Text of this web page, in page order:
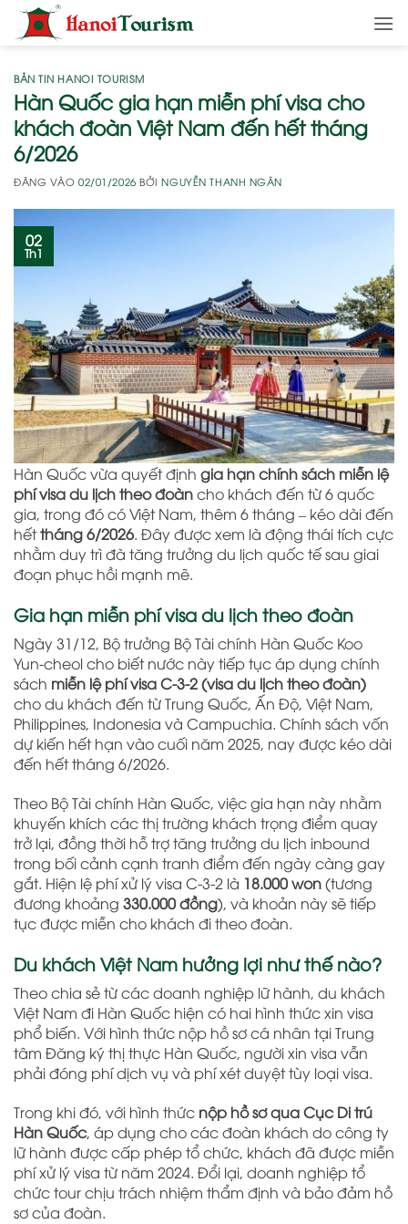
qua
dungBẢN TIN HANOI TOURISM
Hàn Quốc gia hạn miễn phí visa cho
khách đoàn Việt Nam đến hết tháng
6/2026
ĐĂNG VÀO02/01/2026 BỞINGUYỄN THANH NGÂN
02
Th1
Hàn Quốc vừa quyết định gia hạn chính sách miễn lệ
phí visa du lịch theo đoàncho khách đến từ 6 quốc
gia, trong đó có Việt Nam, thêm 6 tháng – kéo dài đến
hếttháng 6/2026. Đây được xem là động thái tích cực
nhằm duy trì đà tăng trưởng du lịch quốc tế sau giai
đoạn phục hồi mạnh mẽ.
Gia hạn miễn phí visa du lịch theo đoàn
Ngày 31/12, Bộ trưởng Bộ Tài chính Hàn Quốc Koo
Yun-cheol cho biết nước này tiếp tục áp dụng chính
sách miễn lệ phí visa C-3-2 (visa du lịch theo đoàn)
cho du khách đến từ Trung Quốc, Ấn Độ, Việt Nam,
Philippines, Indonesia và Campuchia. Chính sách vốn
dự kiến hết hạn vào cuối năm 2025, nay được kéo dài
đến hết tháng 6/2026.
Theo Bộ Tài chính Hàn Quốc, việc gia hạn này nhằm
khuyến khích các thị trường khách trọng điểm quay
trở lại, đồng thời hỗ trợ tăng trưởng du lịch inbound
trong bối cảnh cạnh tranh điểm đến ngày càng gay
gắt. Hiện lệ phí xử lý visa C-3-2 là 18.000 won(tương
đương khoảng 330.000 đồng), và khoản này sẽ tiếp
tục được miễn cho khách đi theo đoàn.
Du khách Việt Nam hưởng lợi như thế nào?
Theo chia sẻ từ các doanh nghiệp lữ hành, du khách
Việt Nam đi Hàn Quốc hiện có hai hình thức xin visa
phổ biến. Với hình thức nộp hồ sơ cá nhân tại Trung
tâm Đăng ký thị thực Hàn Quốc, người xin visa vẫn
phải đóng phí dịch vụ và phí xét duyệt tùy loại visa.
Trong khi đó, với hình thức nộp hồ sơ qua Cục Di trú
Hàn Quốc, áp dụng cho các đoàn khách do công ty
lữ hành được cấp phép tổ chức, khách đã được miễn
phí xử lý visa từ năm 2024. Đổi lại, doanh nghiệp tổ
chức tour chịu trách nhiệm thẩm định và bảo đảm hồ
sơ của đoàn.